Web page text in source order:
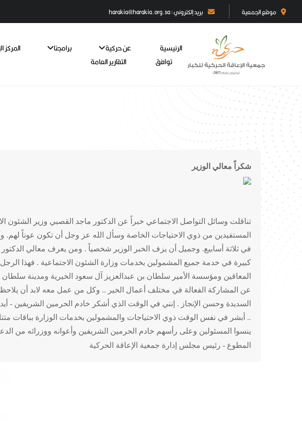
موقع الجمعية بريد إلكتروني : harakia@harakia.org.sa
الرئيسية عن حركية برامجنا المركز
توافق
التقارير العامة
شكراً معالي الوزير
تناقلت وسائل التواصل الاجتماعي خبراً عن الدكتور ماجد القصبي وزير الشئون
المستفيدين من ذوي الاحتياجات الخاصة وسأل الله عز وجل أن تكون عوناً لهم.
في ثلاثة أسابيع. وجميل أن يزف الخبر الوزير شخصياً . ومن يعرف معالي
كبيرة في خدمة جميع المشمولين بخدمات وزارة الشئون الاجتماعية . فهذا
المعاقين ومؤسسة الأمير سلطان بن عبدالعزيز آل سعود الخيرية ومدينة سلطان
عن المشاركة الفعالة في مختلف أعمال الخير .. وكل من عمل معه لابد أن يلاحظ
السديدة وحسن الإنجاز . إنني في الوقت الذي أشكر خادم الحرمين الشريفين -
.. أبشر في نفس الوقت ذوي الاحتياجات والمشمولين بخدمات الوزارة بباقات
ينسوا المسئولين وعلى رأسهم خادم الحرمين الشريفين وأعوانه ووزرائه من
المطوع - رئيس مجلس إدارة جمعية الإعاقة الحركية